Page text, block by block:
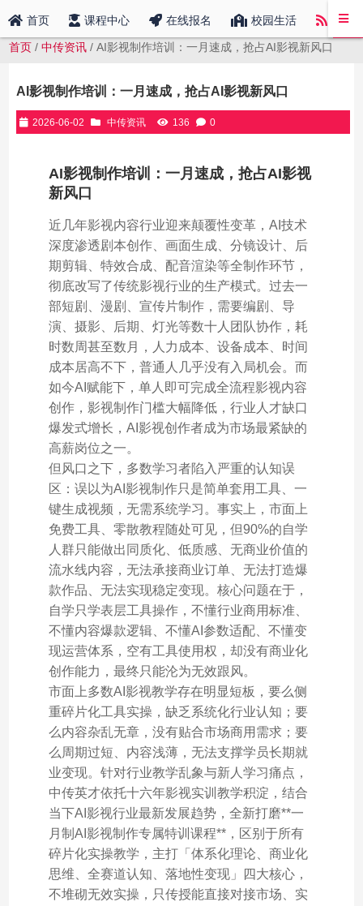
首页 课程中心 在线报名 校园生活 中传
首页 /中传资讯 / AI影视制作培训：一月速成，抢占AI影视新风口
AI影视制作培训：一月速成，抢占AI影视新风口
2026-06-02 中传资讯 136 0
AI影视制作培训：一月速成，抢占AI影视
新风口
近几年影视内容行业迎来颠覆性变革，AI技术
深度渗透剧本创作、画面生成、分镜设计、后
期剪辑、特效合成、配音渲染等全制作环节，
彻底改写了传统影视行业的生产模式。过去一
部短剧、漫剧、宣传片制作，需要编剧、导
演、摄影、后期、灯光等数十人团队协作，耗
时数周甚至数月，人力成本、设备成本、时间
成本居高不下，普通人几乎没有入局机会。而
如今AI赋能下，单人即可完成全流程影视内容
创作，影视制作门槛大幅降低，行业人才缺口
爆发式增长，AI影视创作者成为市场最紧缺的
高薪岗位之一。
但风口之下，多数学习者陷入严重的认知误
区：误以为AI影视制作只是简单套用工具、一
键生成视频，无需系统学习。事实上，市面上
免费工具、零散教程随处可见，但90%的自学
人群只能做出同质化、低质感、无商业价值的
流水线内容，无法承接商业订单、无法打造爆
款作品、无法实现稳定变现。核心问题在于，
自学只学表层工具操作，不懂行业商用标准、
不懂内容爆款逻辑、不懂AI参数适配、不懂变
现运营体系，空有工具使用权，却没有商业化
创作能力，最终只能沦为无效跟风。
市面上多数AI影视教学存在明显短板，要么侧
重碎片化工具实操，缺乏系统化行业认知；要
么内容杂乱无章，没有贴合市场商用需求；要
么周期过短、内容浅薄，无法支撑学员长期就
业变现。针对行业教学乱象与新人学习痛点，
中传英才依托十六年影视实训教学积淀，结合
当下AI影视行业最新发展趋势，全新打磨**一
月制AI影视制作专属特训课程**，区别于所有
碎片化实操教学，主打「体系化理论、商业化
思维、全赛道认知、落地性变现」四大核心，
不堆砌无效实操，只传授能直接对接市场、实